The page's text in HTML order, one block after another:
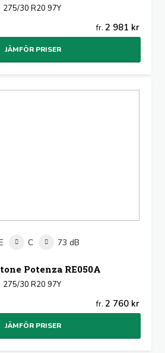
275/30 R20 97Y
fr. 2 981 kr
JÄMFÖR PRISER
C 73 dB
Potenza RE050A
275/30 R20 97Y
fr. 2 760 kr
JÄMFÖR PRISER